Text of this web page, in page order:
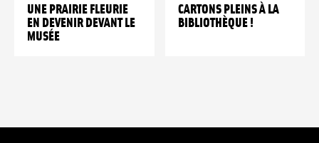
UNE PRAIRIE FLEURIE
EN DEVENIR DEVANT LE
MUSÉE
CARTONS PLEINS À LA
BIBLIOTHÈQUE !